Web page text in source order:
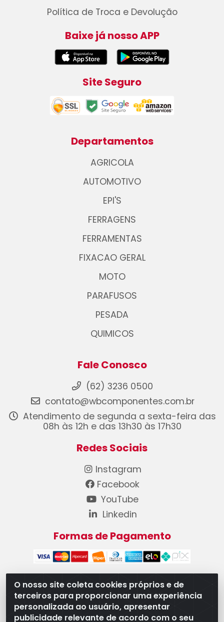
O nosso site coleta cookies próprios e de
terceiros para proporcionar uma experiência
personalizada ao usuário, apresentar
publicidade relevante de acordo com o seu
Política de Troca e Devolução
Baixe já nosso APP
Site Seguro
Departamentos
AGRICOLA
AUTOMOTIVO
EPI'S
FERRAGENS
FERRAMENTAS
FIXACAO GERAL
MOTO
PARAFUSOS
PESADA
QUIMICOS
Fale Conosco
(62) 3236 0500
contato@wbcomponentes.com.br
Atendimento de segunda a sexta-feira das
08h às 12h e das 13h30 às 17h30
Redes Sociais
Instagram
Facebook
YouTube
Linkedin
Formas de Pagamento
WB Componentes Automotivos LTDA - CNPJ
08.528.393/0001-12 - Rua do Níquel, 667 - Parque
Oeste Industrial, Goiânia/GO - CEP 74375-660